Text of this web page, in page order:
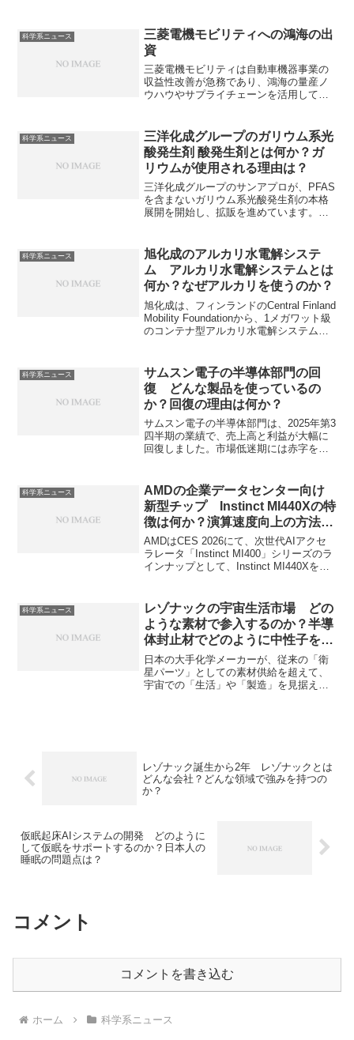
科学系ニュース
三菱電機モビリティへの鴻海の出
資
三菱電機モビリティは自動車機器事業の
収益性改善が急務であり、鴻海の量産ノ
ウハウやサプライチェーンを活用して競
す。
科学系ニュース
三洋化成グループのガリウム系光
酸発生剤 酸発生剤とは何か？ガ
リウムが使用される理由は？
三洋化成グループのサンアプロが、PFAS
を含まないガリウム系光酸発生剤の本格
展開を開始し、拡販を進めています。酸
す。ガリウムを使用することで、PFASを
使用しない光酸発生剤を製造することが
できます。ガリウムが使用される理由や
酸発生剤の用途を知ることができます。
科学系ニュース
旭化成のアルカリ水電解システ
ム アルカリ水電解システムとは
何か？なぜアルカリを使うのか？
旭化成は、フィンランドのCentral Finland
Mobility Foundationから、1メガワット級
のコンテナ型アルカリ水電解システムを
気分解によって水から水素と酸素を生成
する装置です。アルカリを使用する理由
や課題について知ることができます。
科学系ニュース
サムスン電子の半導体部門の回
復 どんな製品を使っているの
か？回復の理由は何か？
サムスン電子の半導体部門は、2025年第3
四半期の業績で、売上高と利益が大幅に
回復しました。市場低迷期には赤字を計
況の回復とともに業績を急速に伸ばして
います。回復の理由や扱っている製品は
どのようなものかを知ることができま
す。
科学系ニュース
AMDの企業データセンター向け
新型チップ Instinct MI440Xの特
徴は何か？演算速度向上の方法
は？
AMDはCES 2026にて、次世代AIアクセ
ラレータ「Instinct MI400」シリーズのラ
インナップとして、Instinct MI440Xを正
か、HBMにはどのメーカーのものが多い
のかなどを知ることができます。
科学系ニュース
レゾナックの宇宙生活市場 どの
ような素材で参入するのか？半導
体封止材でどのように中性子を吸
収するのか？
日本の大手化学メーカーが、従来の「衛
星パーツ」としての素材供給を超えて、
宇宙での「生活」や「製造」を見据えた
とができます。
レゾナック誕生から2年 レゾナックとは
どんな会社？どんな領域で強みを持つの
か？
仮眠起床AIシステムの開発 どのように
して仮眠をサポートするのか？日本人の
睡眠の問題点は？
コメント
コメントを書き込む
ホーム 科学系ニュース